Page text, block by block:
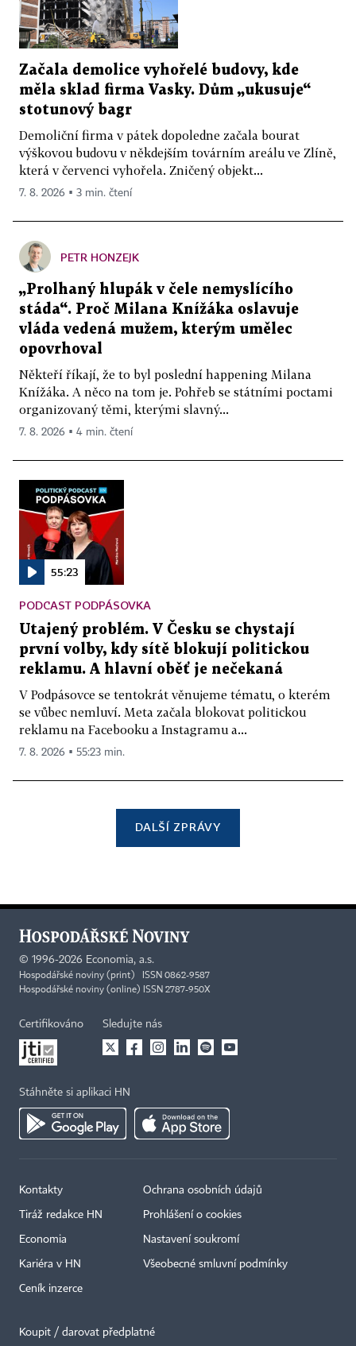
Začala demolice vyhořelé budovy, kde
měla sklad firma Vasky. Dům „ukusuje“
stotunový bagr
Demoliční firma v pátek dopoledne začala bourat
výškovou budovu v někdejším továrním areálu ve Zlíně,
která v červenci vyhořela. Zničený objekt...
7. 8. 2026 ▪ 3 min. čtení
PETR HONZEJK
„Prolhaný hlupák v čele nemyslícího
stáda“. Proč Milana Knížáka oslavuje
vláda vedená mužem, kterým umělec
opovrhoval
Někteří říkají, že to byl poslední happening Milana
Knížáka. A něco na tom je. Pohřeb se státními poctami
organizovaný těmi, kterými slavný...
7. 8. 2026 ▪ 4 min. čtení
55:23
PODCAST PODPÁSOVKA
Utajený problém. V Česku se chystají
první volby, kdy sítě blokují politickou
reklamu. A hlavní oběť je nečekaná
V Podpásovce se tentokrát věnujeme tématu, o kterém
se vůbec nemluví. Meta začala blokovat politickou
reklamu na Facebooku a Instagramu a...
7. 8. 2026 ▪ 55:23 min.
DALŠÍ ZPRÁVY
© 1996-2026 Economia, a.s.
Hospodářské noviny (print) ISSN 0862-9587
Hospodářské noviny (online) ISSN 2787-950X
Certifikováno Sledujte nás
Stáhněte si aplikaci HN
Kontakty
Tiráž redakce HN
Economia
Kariéra v HN
Ceník inzerce
Ochrana osobních údajů
Prohlášení o cookies
Nastavení soukromí
Všeobecné smluvní podmínky
Koupit / darovat předplatné